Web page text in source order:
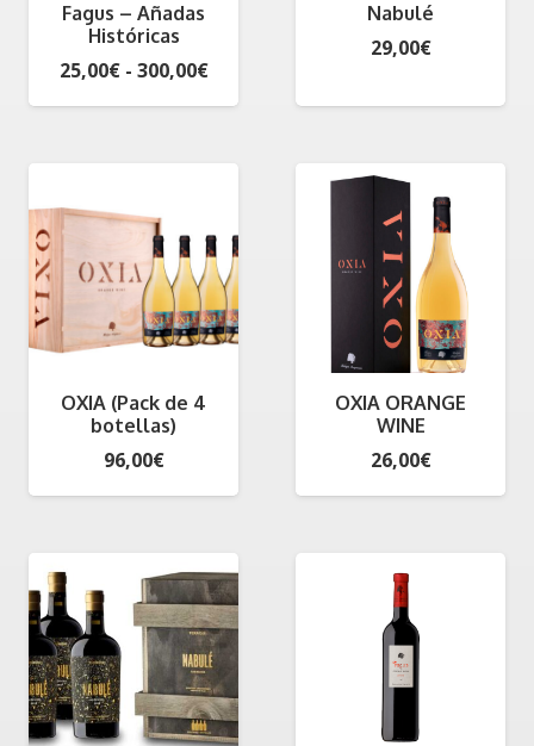
Fagus – Añadas
Históricas
25,00€ - 300,00€Rango
de
hasta
300,00€
Nabulé
29,00€
OXIA (Pack de 4
botellas)
96,00€
OXIA ORANGE
WINE
26,00€